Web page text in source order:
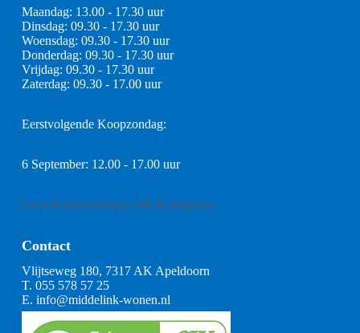
Maandag: 13.00 - 17.30 uur
Dinsdag: 09.30 - 17.30 uur
Woensdag: 09.30 - 17.30 uur
Donderdag: 09.30 - 17.30 uur
Vrijdag: 09.30 - 17.30 uur
Zaterdag: 09.30 - 17.00 uur
Eerstvolgende Koopzondag:
6 September: 12.00 - 17.00 uur
Geen Koopzondag in Juli & Augustus
Contact
Vlijtseweg 180, 7317 AK Apeldoorn
T. 055 578 57 25
E. info@middelink-wonen.nl